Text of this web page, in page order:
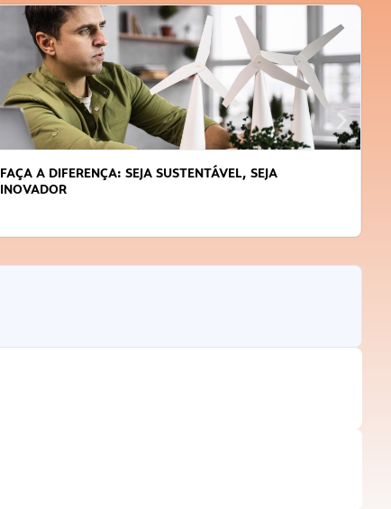
FAÇA A DIFERENÇA: SEJA SUSTENTÁVEL, SEJA
INOVADOR